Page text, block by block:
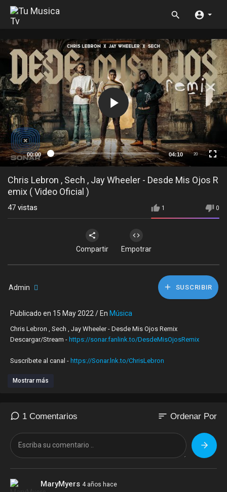
00:00 04:10 20
Chris Lebron , Sech , Jay Wheeler - Desde Mis Ojos R
emix ( Video Oficial )
1 0
47 vistas
Compartir Empotrar
Admin SUSCRIBIR
Publicado en 15 May 2022 / En Música
Chris Lebron , Sech , Jay Wheeler - Desde Mis Ojos Remix
Descargar/Stream - https://sonar.fanlink.to/DesdeMisOjosRemix
Suscríbete al canal - https://Sonar.lnk.to/ChrisLebron
Más Música de Chris Lebron :
#ChrisLebron #Sech #JayWheeler
© 2022 SONAR
Mostrar más
1 Comentarios sort Ordenar Por
MaryMyers 4 años hace